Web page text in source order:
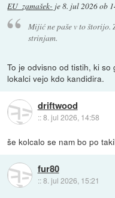
EU_zamašek- je8. jul 2026 ob
Mijić ne paše v to štorijo.
strinjam.
To je odvisno od tistih, ki
lokalci vejo kdo kandidira.
driftwood
::8. jul 2026, 14:58
še kolcalo se nam bo po
fur80
::8. jul 2026, 15:21